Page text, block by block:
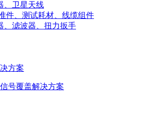
、卫星天线
件、测试耗材、线缆组件
、滤波器、扭力扳手
方案
号覆盖解决方案